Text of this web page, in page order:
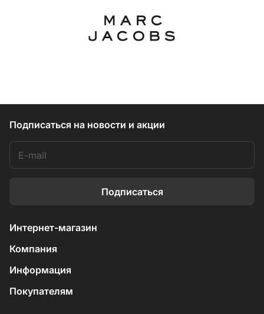
Подписаться на новости и акции
Подписаться
Интернет-магазин
Компания
Информация
Покупателям